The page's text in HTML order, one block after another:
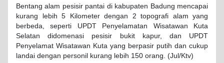
Bentang alam pesisir pantai di kabupaten Badung mencapai
kurang lebih 5 Kilometer dengan 2 topografi alam yang
berbeda, seperti UPDT Penyelamatan Wisatawan Kuta
Selatan didomenasi pesisir bukit kapur, dan UPDT
Penyelamat Wisatawan Kuta yang berpasir putih dan cukup
landai dengan personil kurang lebih 150 orang. (Jul/Ktv)